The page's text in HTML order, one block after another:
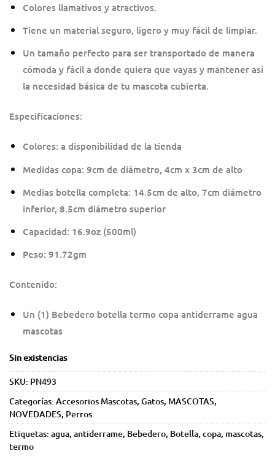
Colores llamativos y atractivos.
Tiene un material seguro, ligero y muy fácil de limpiar.
Un tamaño perfecto para ser transportado de manera
cómoda y fácil a donde quiera que vayas y mantener así
la necesidad básica de tu mascota cubierta.
Especificaciones:
Colores: a disponibilidad de la tienda
Medidas copa: 9cm de diámetro, 4cm x 3cm de alto
Medias botella completa: 14.5cm de alto, 7cm diámetro
inferior, 8.5cm diámetro superior
Capacidad: 16.9oz (500ml)
Peso: 91.72gm
Contenido:
Un (1) Bebedero botella termo copa antiderrame agua
mascotas
Sin existencias
SKU: PN493
Categorías: Accesorios Mascotas, Gatos, MASCOTAS,
NOVEDADES, Perros
Etiquetas: agua, antiderrame, Bebedero, Botella, copa, mascotas,
termo